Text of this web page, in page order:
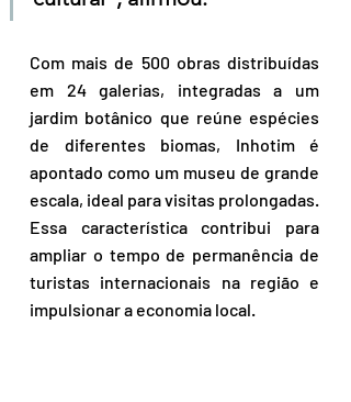
Com mais de 500 obras distribuídas
em 24 galerias, integradas a um
jardim botânico que reúne espécies
de diferentes biomas, Inhotim é
apontado como um museu de grande
escala, ideal para visitas prolongadas.
Essa característica contribui para
ampliar o tempo de permanência de
turistas internacionais na região e
impulsionar a economia local.